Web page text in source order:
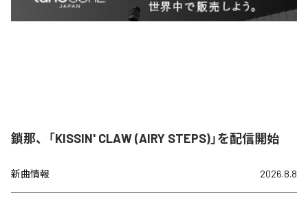
鎖那、「KISSIN' CLAW (AIRY STEPS)」を配信開始
新曲情報 2026.8.8